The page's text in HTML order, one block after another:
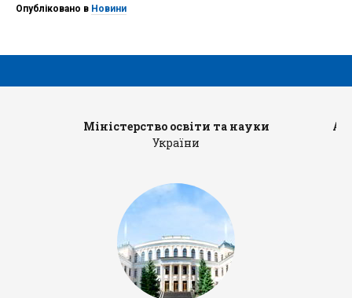
Опубліковано в Новини
Міністерство освіти та науки
України